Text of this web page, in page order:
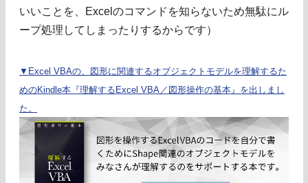
いいことを、Excelのコマンドを知らないため無駄にル
ープ処理してしまったりするからです）
▼Excel VBAの、図形に関連するオブジェクトモデルを理解するた
めのKindle本『理解するExcel VBA／図形操作の基本』を出しまし
た。